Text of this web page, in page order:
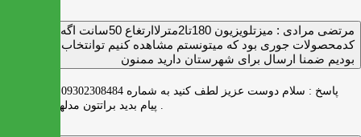
مرتضی مرادی :
میزتلویزیون 180تا2مترلاارتغاع 50سانت اگه
کدمحصولات جوری بود که میتونستم مشاهده کنیم توانتخاب راحت‌تر
بودیم ضمنا ارسال برای شهرستان دارید ممنون
پاسخ :
پیام بدید براتتون مدلها رو بفرستیم .